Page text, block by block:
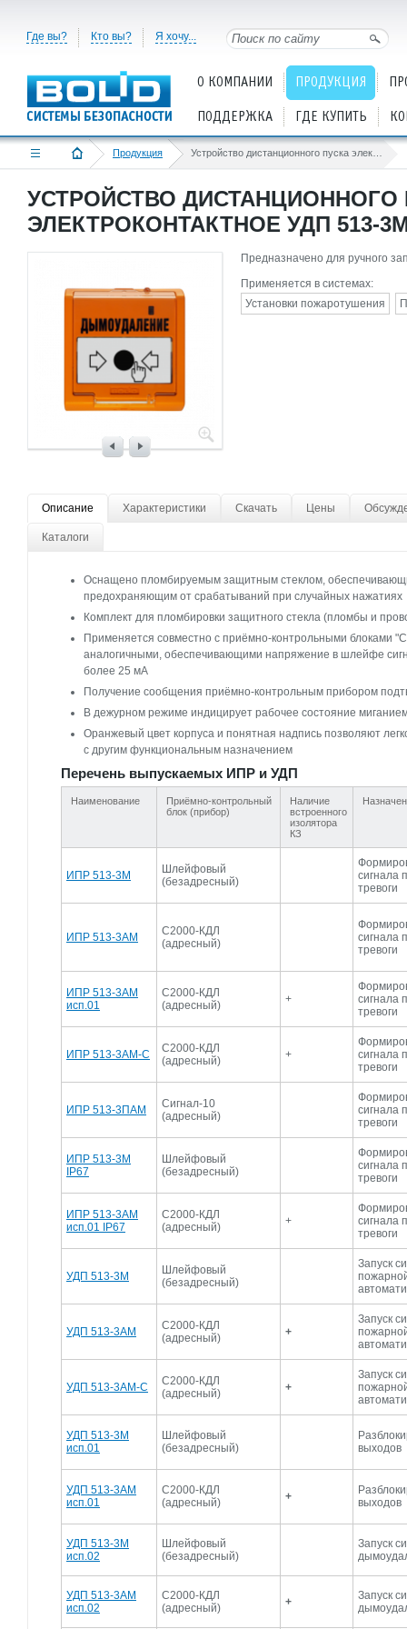
Где вы? Кто вы? Я хочу...
О КОМПАНИИ ПРОДУКЦИЯ
ПОДДЕРЖКА ГДЕ КУПИТЬ
Продукция
УСТРОЙСТВО ДИСТАНЦИОННОГО
ЭЛЕКТРОКОНТАКТНОЕ УДП 513-
Предназначено для ручного
Применяется в системах:
Установки пожаротушения
Описание Характеристики Скачать Цены
Каталоги
Оснащено пломбируемым защитным стеклом,
предохраняющим от срабатываний при случайных нажатиях
Комплект для пломбировки защитного стекла (пломбы и
Применяется совместно с приёмно-контрольными блоками
аналогичными, обеспечивающими напряжение в шлейфе
более 25 мА
Получение сообщения приёмно-контрольным прибором
В дежурном режиме индицирует рабочее состояние
Оранжевый цвет корпуса и понятная надпись позволяют
с другим функциональным назначением
Перечень выпускаемых ИПР и УДП
Наименование
Приёмно-контрольный
блок (прибор)
Наличие
встроенного
изолятора
КЗ
ИПР 513-3М
Шлейфовый
(безадресный)
сигнала
тревоги
ИПР 513-3АМ
С2000-КДЛ
(адресный)
сигнала
тревоги
ИПР 513-3АМ
исп.01
С2000-КДЛ
(адресный)
+
сигнала
тревоги
ИПР 513-3АМ-С
С2000-КДЛ
(адресный)
+
сигнала
тревоги
ИПР 513-3ПАМ
Сигнал-10
(адресный)
сигнала
тревоги
ИПР 513-3М
IP67
Шлейфовый
(безадресный)
сигнала
тревоги
ИПР 513-3АМ
исп.01 IP67
С2000-КДЛ
(адресный)
+
сигнала
тревоги
УДП 513-3М
Шлейфовый
(безадресный)
Запуск
УДП 513-3АМ
С2000-КДЛ
(адресный)
+
Запуск
УДП 513-3АМ-C
С2000-КДЛ
(адресный)
+
Запуск
УДП 513-3М
исп.01
Шлейфовый
(безадресный)
выходов
УДП 513-3АМ
исп.01
С2000-КДЛ
(адресный)
+
выходов
УДП 513-3М
исп.02
Шлейфовый
(безадресный)
Запуск
УДП 513-3АМ
исп.02
С2000-КДЛ
(адресный)
+
Запуск